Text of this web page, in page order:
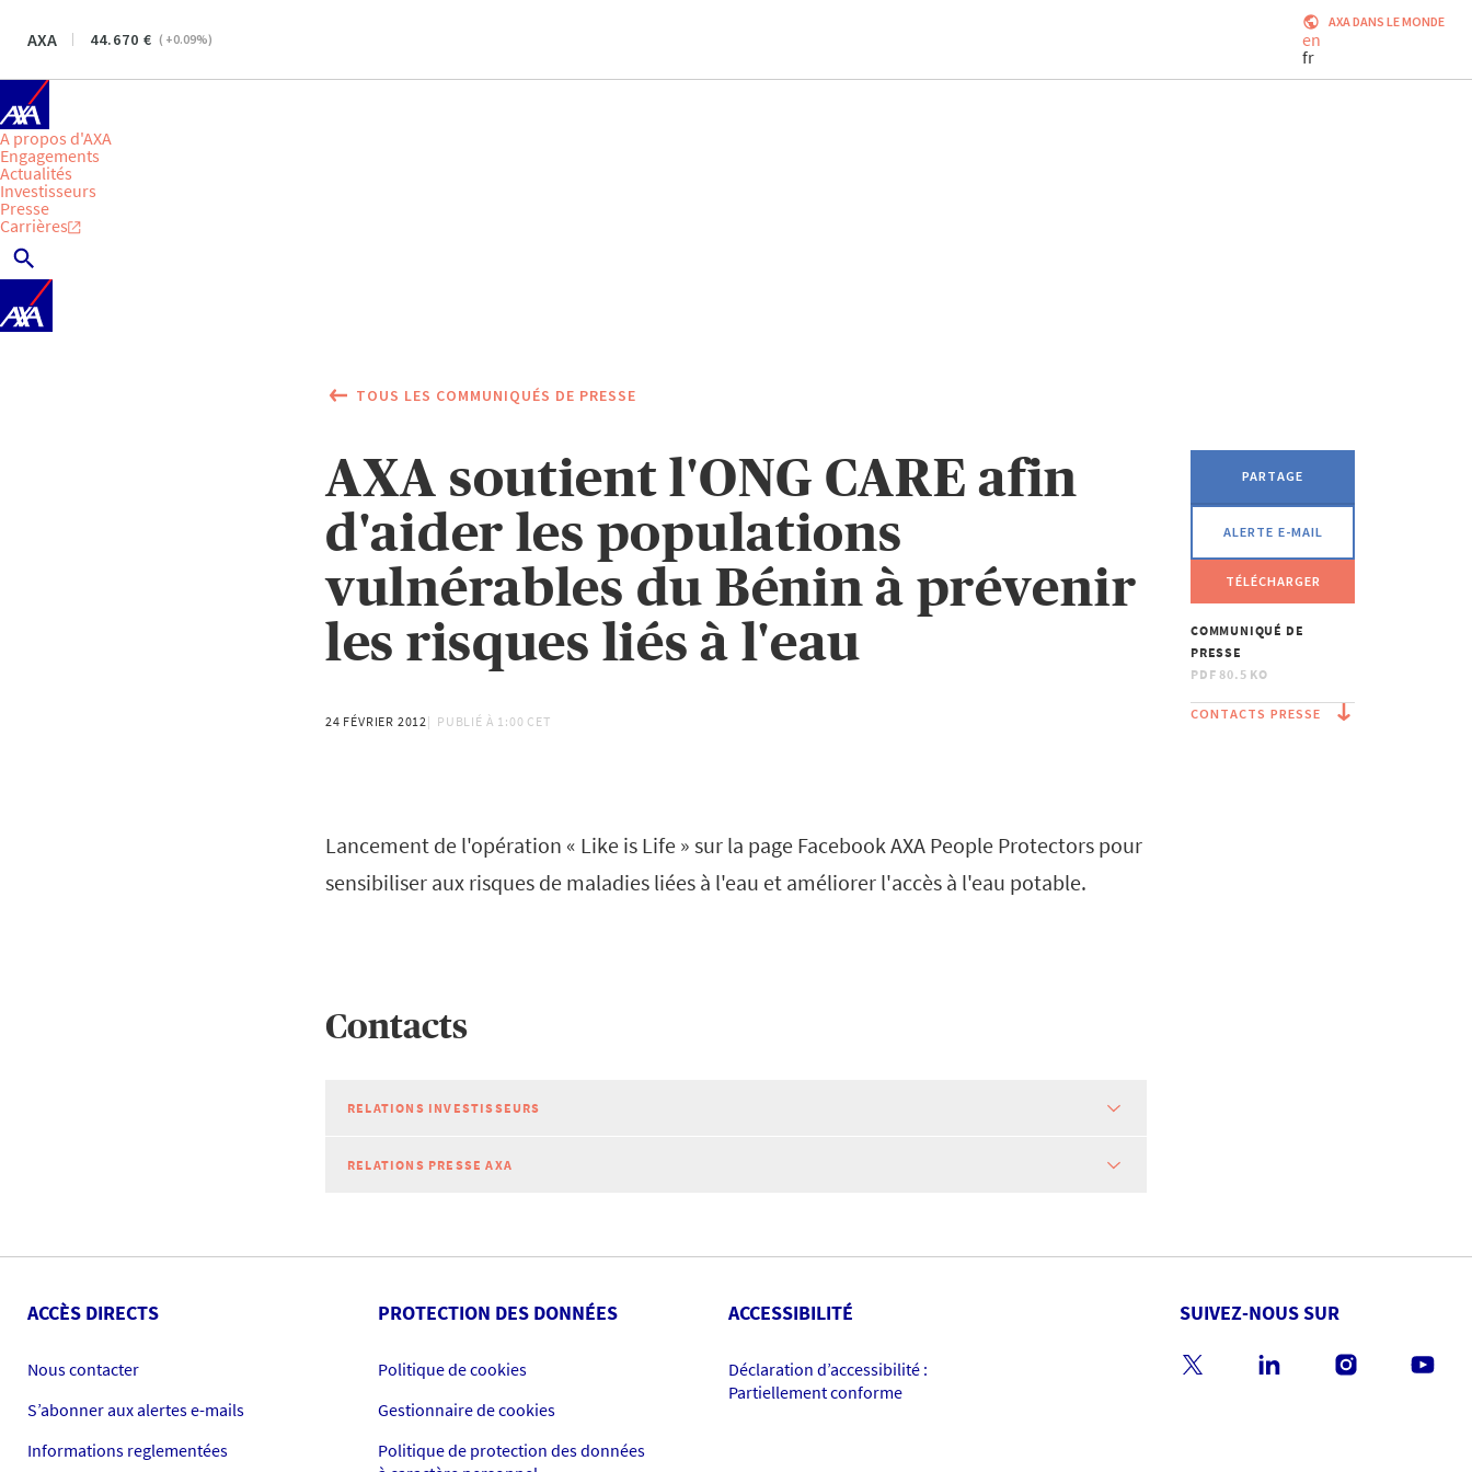
AXA 44.670 ( +0.09%)
AXA DANS LE MONDE
en
fr
A propos d'AXA
Engagements
Actualités
Investisseurs
Presse
Carrières
TOUS LES COMMUNIQUÉS DE PRESSE
AXA soutient l'ONG CARE afin
d'aider les populations
vulnérables du Bénin à prévenir
les risques liés à l'eau
PARTAGE
ALERTE E-MAIL
TÉLÉCHARGER
COMMUNIQUÉ DE
PRESSE
PDF 80.5 KO
CONTACTS PRESSE
24 FÉVRIER 2012 PUBLIÉ À 1:00 CET
Lancement de l'opération « Like is Life » sur la page Facebook AXA People Protectors pour
sensibiliser aux risques de maladies liées à l'eau et améliorer l'accès à l'eau potable.
Contacts
RELATIONS INVESTISSEURS
RELATIONS PRESSE AXA
ACCÈS DIRECTS
Nous contacter
S’abonner aux alertes e-mails
Informations reglementées
PROTECTION DES DONNÉES
Politique de cookies
Gestionnaire de cookies
Politique de protection des données
ACCESSIBILITÉ
Déclaration d’accessibilité :
Partiellement conforme
SUIVEZ-NOUS SUR